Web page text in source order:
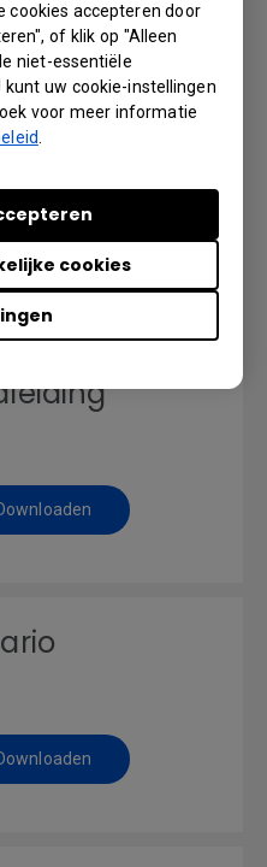
cookies accepteren door
of klik op "Alleen
niet-essentiële
uw cookie-instellingen
voor meer informatie
cookies